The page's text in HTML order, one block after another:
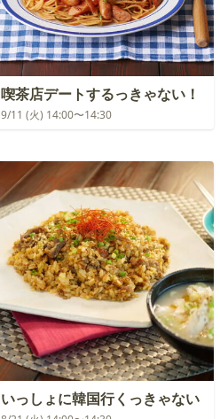
喫茶店デートするっきゃない！
9/11 (火) 14:00〜14:30
いっしょに韓国行くっきゃない